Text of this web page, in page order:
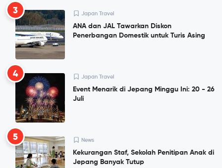
3 Japan Travel
ANA dan JAL Tawarkan Diskon
Penerbangan Domestik untuk Turis Asing
4 Japan Travel
Event Menarik di Jepang Minggu Ini: 20 - 26
Juli
5 News
Kekurangan Staf, Sekolah Penitipan Anak di
Jepang Banyak Tutup